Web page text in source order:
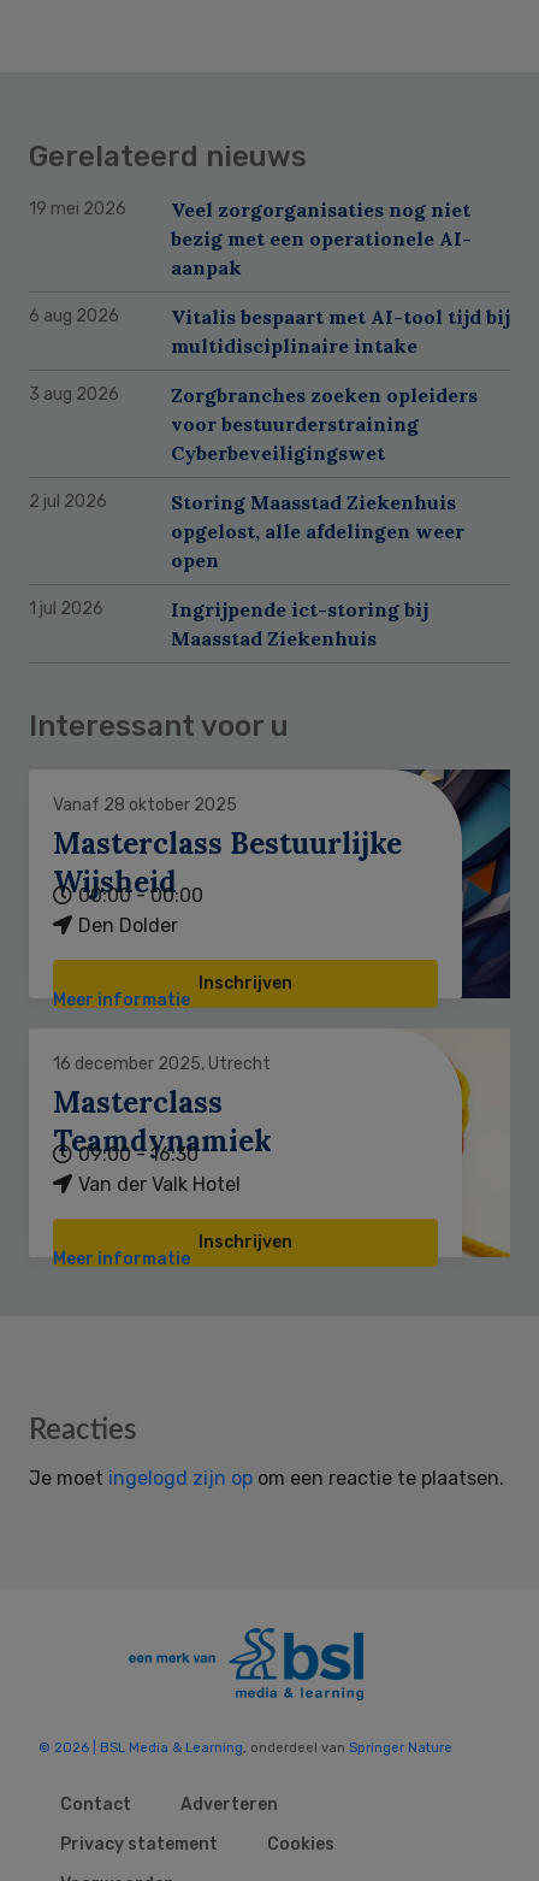
Gerelateerd nieuws
19 mei 2026
Veel zorgorganisaties nog niet
bezig met een operationele AI-
aanpak
6 aug 2026
Vitalis bespaart met AI-tool tijd bij
multidisciplinaire intake
3 aug 2026
Zorgbranches zoeken opleiders
voor bestuurderstraining
Cyberbeveiligingswet
2 jul 2026
Storing Maasstad Ziekenhuis
opgelost, alle afdelingen weer
open
1 jul 2026
Ingrijpende ict-storing bij
Maasstad Ziekenhuis
Interessant voor u
Vanaf 28 oktober 2025
Masterclass Bestuurlijke
Wijsheid
00:00 - 00:00
Den Dolder
Inschrijven
Meer informatie
16 december 2025, Utrecht
Masterclass
Teamdynamiek
09:00 - 16:30
Van der Valk Hotel
Inschrijven
Meer informatie
Reader
Reacties
Je moet ingelogd zijn op om een reactie te plaatsen.
© 2026 | BSL Media & Learning, onderdeel van Springer Nature
Contact
Adverteren
Privacy statement
Cookies